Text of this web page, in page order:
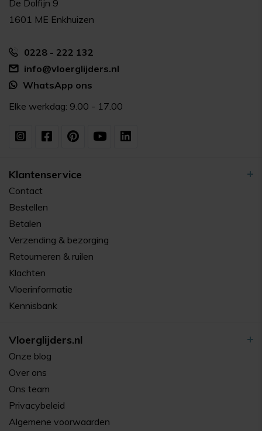
De Dolfijn 9
1601 ME Enkhuizen
0228 - 222 132
info@vloerglijders.nl
WhatsApp ons
Elke werkdag: 9.00 - 17.00
Klantenservice
Contact
Bestellen
Betalen
Verzending & bezorging
Retourneren & ruilen
Klachten
Vloerinformatie
Kennisbank
Vloerglijders.nl
Onze blog
Over ons
Ons team
Privacybeleid
Algemene voorwaarden